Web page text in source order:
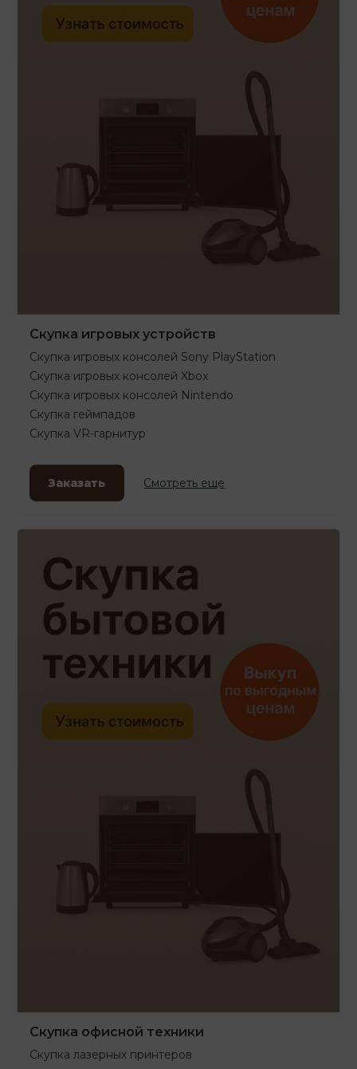
Скупка игровых устройств
Скупка игровых консолей Sony PlayStation
Скупка игровых консолей Xbox
Скупка игровых консолей Nintendo
Скупка геймпадов
Скупка VR-гарнитур
Заказать Смотреть еще
Скупка офисной техники
Скупка лазерных принтеров